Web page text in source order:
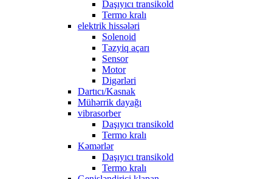
Daşıyıcı transikold
Termo kralı
elektrik hissələri
Solenoid
Təzyiq açarı
Sensor
Motor
Digərləri
Dartıcı/Kasnak
Mühərrik dayağı
vibrasorber
Daşıyıcı transikold
Termo kralı
Kəmərlər
Daşıyıcı transikold
Termo kralı